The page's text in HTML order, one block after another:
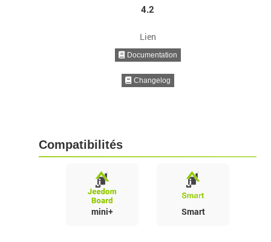
4.2
Lien
Documentation
Changelog
Compatibilités
mini+ Smart